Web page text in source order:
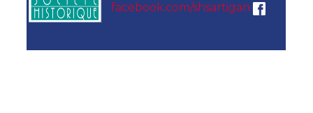
facebook.com/shsartigan